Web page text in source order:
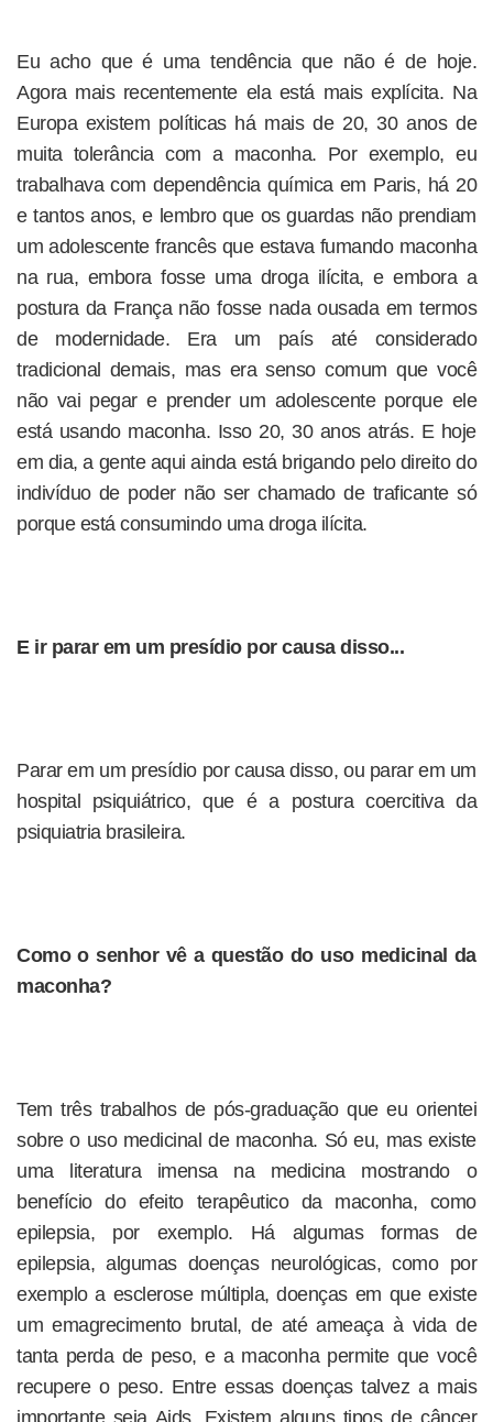
Eu acho que é uma tendência que não é de hoje.
Agora mais recentemente ela está mais explícita. Na
Europa existem políticas há mais de 20, 30 anos de
muita tolerância com a maconha. Por exemplo, eu
trabalhava com dependência química em Paris, há 20
e tantos anos, e lembro que os guardas não prendiam
um adolescente francês que estava fumando maconha
na rua, embora fosse uma droga ilícita, e embora a
postura da França não fosse nada ousada em termos
de modernidade. Era um país até considerado
tradicional demais, mas era senso comum que você
não vai pegar e prender um adolescente porque ele
está usando maconha. Isso 20, 30 anos atrás. E hoje
em dia, a gente aqui ainda está brigando pelo direito do
indivíduo de poder não ser chamado de traficante só
porque está consumindo uma droga ilícita.
E ir parar em um presídio por causa disso...
Parar em um presídio por causa disso, ou parar em um
hospital psiquiátrico, que é a postura coercitiva da
psiquiatria brasileira.
Como o senhor vê a questão do uso medicinal da
maconha?
Tem três trabalhos de pós-graduação que eu orientei
sobre o uso medicinal de maconha. Só eu, mas existe
uma literatura imensa na medicina mostrando o
benefício do efeito terapêutico da maconha, como
epilepsia, por exemplo. Há algumas formas de
epilepsia, algumas doenças neurológicas, como por
exemplo a esclerose múltipla, doenças em que existe
um emagrecimento brutal, de até ameaça à vida de
tanta perda de peso, e a maconha permite que você
recupere o peso. Entre essas doenças talvez a mais
importante seja Aids. Existem alguns tipos de câncer